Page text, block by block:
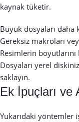
kaynak tüketir.
Büyük dosyaları daha
Gereksiz makroları
Resimlerin boyutlarını
Dosyaları yerel
saklayın.
Ek İpuçları ve
Yukarıdaki yöntemler